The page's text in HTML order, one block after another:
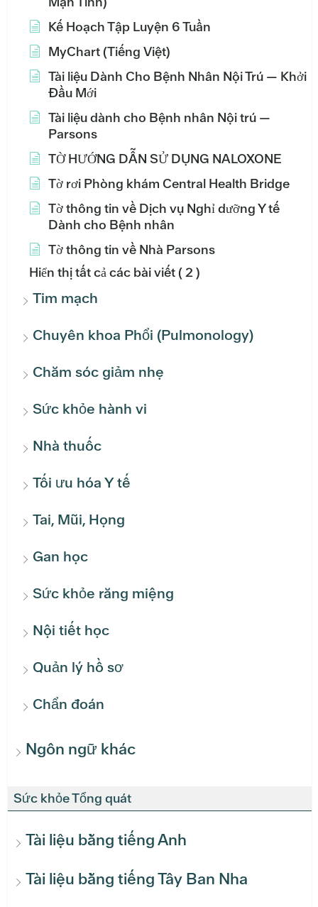
Kế Hoạch Tập Luyện 6 Tuần
MyChart (Tiếng Việt)
Tài liệu Dành Cho Bệnh Nhân Nội Trú — Khởi
Đầu Mới
Tài liệu dành cho Bệnh nhân Nội trú —
Parsons
TỜ HƯỚNG DẪN SỬ DỤNG NALOXONE
Tờ rơi Phòng khám Central Health Bridge
Tờ thông tin về Dịch vụ Nghỉ dưỡng Y tế
Dành cho Bệnh nhân
Tờ thông tin về Nhà Parsons
Hiển thị tất cả các bài viết( 2 )
Tim mạch
Chuyên khoa Phổi (Pulmonology)
Chăm sóc giảm nhẹ
Sức khỏe hành vi
Nhà thuốc
Tối ưu hóa Y tế
Tai, Mũi, Họng
Gan học
Sức khỏe răng miệng
Nội tiết học
Quản lý hồ sơ
Chẩn đoán
Ngôn ngữ khác
Sức khỏe Tổng quát
Tài liệu bằng tiếng Anh
Tài liệu bằng tiếng Tây Ban Nha